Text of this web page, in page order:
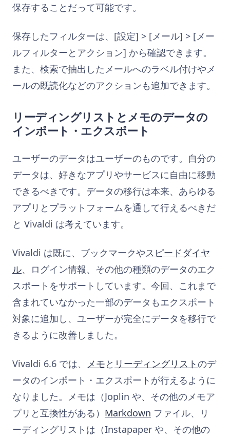
保存することだって可能です。
保存したフィルターは、[設定] > [メール] > [メー
ルフィルターとアクション] から確認できます。
また、検索で抽出したメールへのラベル付けやメ
ールの既読化などのアクションも追加できます。
リーディングリストとメモのデータの
インポート・エクスポート
ユーザーのデータはユーザーのものです。自分の
データは、好きなアプリやサービスに自由に移動
できるべきです。データの移行は本来、あらゆる
アプリとプラットフォームを通して行えるべきだ
と Vivaldi は考えています。
Vivaldi は既に、ブックマークやスピードダイヤ
ル、ログイン情報、その他の種類のデータのエク
スポートをサポートしています。今回、これまで
含まれていなかった一部のデータもエクスポート
対象に追加し、ユーザーが完全にデータを移行で
きるように改善しました。
Vivaldi 6.6 では、 メモと リーディングリストのデ
ータのインポート・エクスポートが行えるように
なりました。メモは（Joplin や、その他のメモア
プリと互換性がある） Markdown ファイル、リ
ーディングリストは（Instapaper や、その他の